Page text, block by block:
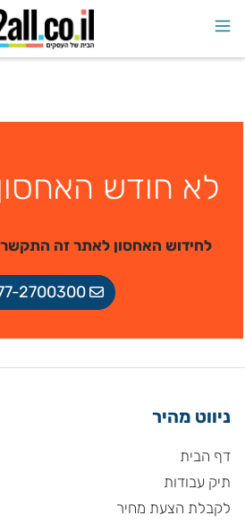
לא חודש
לחידוש האחסון לאתר זה התקשר ל 077-
077-2700300
ניווט מהיר
דף הבית
תיק עבודות
לקבלת הצעת מחיר